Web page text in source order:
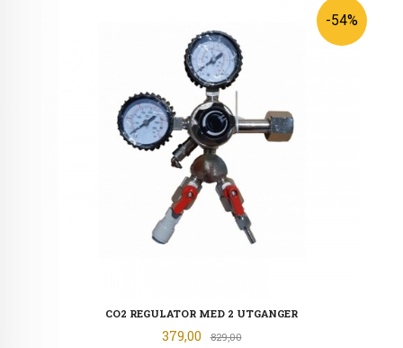
CO2 REGULATOR MED 2 UTGANGER
Tilbud
379,00 829,00Rabatt
-54%